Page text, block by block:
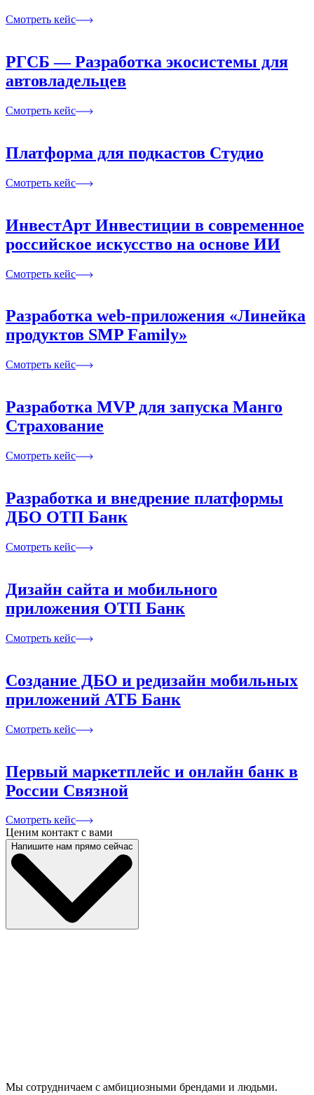
Смотреть кейс
РГСБ — Разработка экосистемы для
автовладельцев
Смотреть кейс
Платформа для подкастов Студио
Смотреть кейс
ИнвестАрт Инвестиции в современное
российское искусство на основе ИИ
Смотреть кейс
Разработка web-приложения «Линейка
продуктов SMP Family»
Смотреть кейс
Разработка MVP для запуска Манго
Страхование
Смотреть кейс
Разработка и внедрение платформы
ДБО ОТП Банк
Смотреть кейс
Дизайн сайта и мобильного
приложения ОТП Банк
Смотреть кейс
Создание ДБО и редизайн мобильных
приложений АТБ Банк
Смотреть кейс
Первый маркетплейс и онлайн банк в
России Связной
Смотреть кейс
Ценим контакт с вами
Напишите нам прямо сейчас
Мы сотрудничаем с амбициозными брендами и людьми.